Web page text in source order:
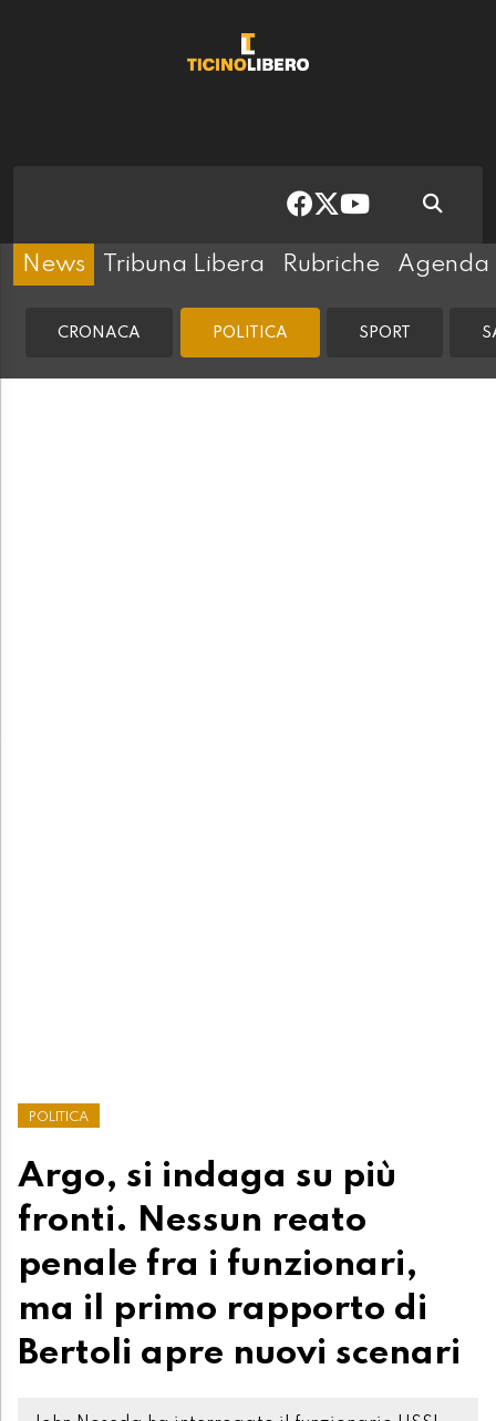
News Tribuna Libera Rubriche Agenda
CRONACA POLITICA SPORT
POLITICA
Argo, si indaga su più
fronti. Nessun reato
penale fra i funzionari,
ma il primo rapporto di
Bertoli apre nuovi scenari